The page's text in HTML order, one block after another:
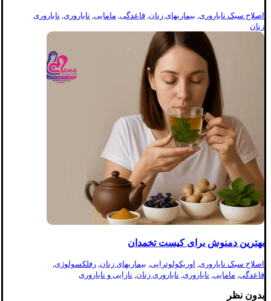
اصلاح سبک ناباروری بیماریهای زنان قاعدگی مامایی ناباروری ناباروری
زنان
بهترین دمنوش برای کیست تخمدان
اصلاح سبک ناباروری اوریکولوتراپی بیماریهای زنان رفلکسولوژی
قاعدگی مامایی ناباروری ناباروری زنان نازایی و ناباروری
بدون نظر